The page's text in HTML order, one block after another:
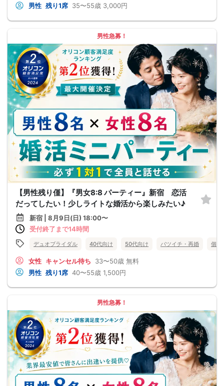
男性 残り1席 35〜55歳 3,000円
男性急募！
【男性残り僅】『男女8:8 パーティー』新宿 恋活
だってしたい！少しライトな婚活から楽しみたい♪
新宿 | 8月9日(日) 18:00〜
受付終了まで14時間
デュオブライダル 40代向け 50代向け バツイチ・再婚 個室
女性 キャンセル待ち 33〜50歳 無料
男性 残り1席 40〜55歳 1,500円
男性急募！